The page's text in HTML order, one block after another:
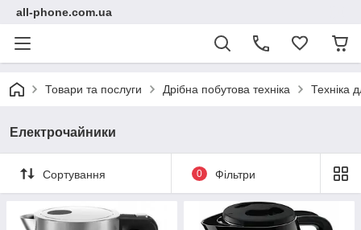
all-phone.com.ua
Товари та послуги Дрібна побутова техніка Техніка
Електрочайники
Сортування 0 Фільтри